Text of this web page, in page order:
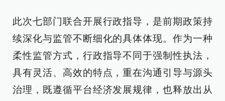
此次七部门联合开展行政指导，是前期政策持
续深化与监管不断细化的具体体现。作为一种
柔性监管方式，行政指导不同于强制性执法，
具有灵活、高效的特点，重在沟通引导与源头
治理，既遵循平台经济发展规律，也释放出从